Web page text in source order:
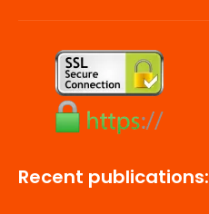
Recent publications: